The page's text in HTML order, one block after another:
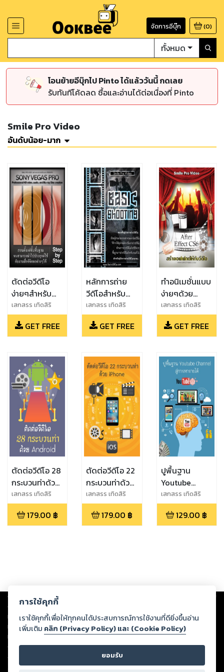
จัดการอีบุ๊ก (0)
ทั้งหมด
โอนย้ายอีบุ๊กไป Pinto ได้แล้ววันนี้ กดเลย
รับทันทีโค้ดลด ซื้อและอ่านได้ต่อเนื่องที่ Pinto
Smile Pro Video
อันดับน้อย-มาก
ตัดต่อวีดีโอ
ง่ายๆสำหรับ
Youtube ด้วย
Sony Vegas
Pro
เสกสรร เทิดสิริ
ภัทร
GET FREE
หลักการถ่าย
วีดีโอสำหรับ
Youtuber
เสกสรร เทิดสิริ
ภัทร
GET FREE
ทำอนิเมชั่นแบบ
ง่ายๆด้วย
After Effect
CS6
เสกสรร เทิดสิริ
ภัทร
GET FREE
ตัดต่อวีดีโอ 28
กระบวนท่าด้วย
Android
เสกสรร เทิดสิริ
ภัทร
179.00 ฿
ตัดต่อวีดีโอ 22
กระบวนท่าด้วย
iPhone
เสกสรร เทิดสิริ
ภัทร
179.00 ฿
ปูพื้นฐาน
Youtube
Channel สู่การ
หารายได้
เสกสรร เทิดสิริ
ภัทร
129.00 ฿
Copyright © 2026
ต่อผลงานหรือเนื้อหาใดที่อัปโหลดผ่านเว็บไซต์และปรากฏว่าละเมิดสิทธิใน
ทรัพย์สินทางปัญญาของบุคคลอื่นหรือขัดต่อกฎหมายและศีลธรรม ดังนั้น ผู้อ่าน
ทุกท่านโปรดใช้วิจารณญาณในการกลั่นกรองด้วยตนเอง และหากท่านพบว่าส่วน
หนึ่งส่วนใดขัดต่อกฎหมายและศีลธรรม กรุณาแจ้งมายังบริษัท เพื่อทีมงานจะได้
ดำเนินการในทันที ทั้งนี้ ทางสตอรี่ล็อกขอสงวนลิขสิทธิ์ตามพระราชบัญญัติ
ลิขสิทธิ์ พ.ศ. 2537 (ฉบับล่าสุด)
การใช้คุกกี้
เราใช้คุกกี้เพื่อให้ทุกคนได้ประสบการณ์การใช้งานที่ดียิ่งขึ้นอ่าน
เพิ่มเติม คลิก (Privacy Policy) และ (Cookie Policy)
ยอมรับ